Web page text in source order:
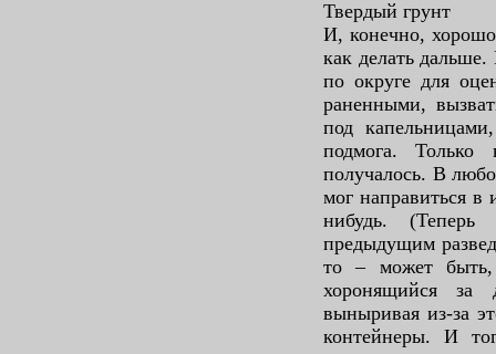
Твердый грунт
И, конечно,
как делать
по округе для
раненными,
под
подмога.
получалось. В
мог направиться в
нибудь. (Теперь
предыдущим
то – может быть,
хоронящийся
выныривая из-за
контейнеры. И